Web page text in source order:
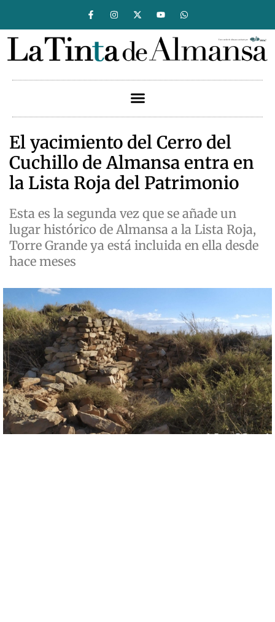
El yacimiento del Cerro del
Cuchillo de Almansa entra en
la Lista Roja del Patrimonio
Esta es la segunda vez que se añade un
lugar histórico de Almansa a la Lista Roja,
Torre Grande ya está incluida en ella desde
hace meses